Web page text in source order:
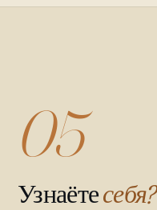
05
Узнаётесебя?